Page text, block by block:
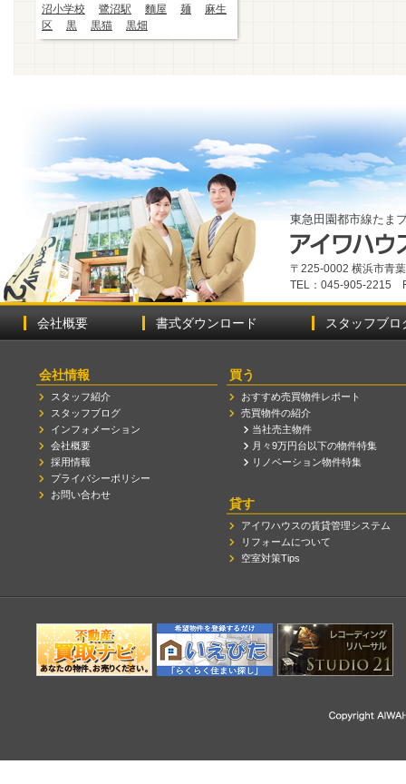
沼小学校
鷺沼駅 麵屋 麺
麻生
区
黒 黒猫 黒畑
東急田園都市線たま
〒225-0002 横浜市青
TEL：045-905-2215
会社概要 書式ダウンロード スタッフブロ
会社情報
スタッフ紹介
スタッフブログ
インフォメーション
会社概要
採用情報
プライバシーポリシー
お問い合わせ
買う
おすすめ売買物件レポート
売買物件の紹介
当社売主物件
月々9万円台以下の物件特集
リノベーション物件特集
貸す
アイワハウスの賃貸管理システム
リフォームについて
空室対策Tips